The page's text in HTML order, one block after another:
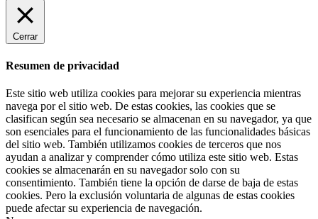
Cerrar
Resumen de privacidad
Este sitio web utiliza cookies para mejorar su experiencia mientras
navega por el sitio web. De estas cookies, las cookies que se
clasifican según sea necesario se almacenan en su navegador, ya que
son esenciales para el funcionamiento de las funcionalidades básicas
del sitio web. También utilizamos cookies de terceros que nos
ayudan a analizar y comprender cómo utiliza este sitio web. Estas
cookies se almacenarán en su navegador solo con su
consentimiento. También tiene la opción de darse de baja de estas
cookies. Pero la exclusión voluntaria de algunas de estas cookies
puede afectar su experiencia de navegación.